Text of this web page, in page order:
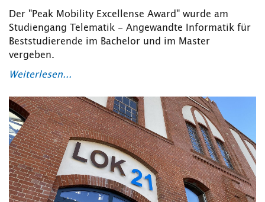
Der "Peak Mobility Excellense Award" wurde am
Studiengang Telematik - Angewandte Informatik für
Beststudierende im Bachelor und im Master
vergeben.
Weiterlesen...